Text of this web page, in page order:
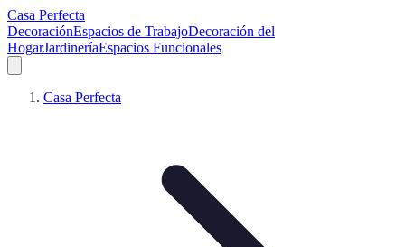
Casa Perfecta
DecoraciónEspacios de TrabajoDecoración del
HogarJardineríaEspacios Funcionales
Casa Perfecta